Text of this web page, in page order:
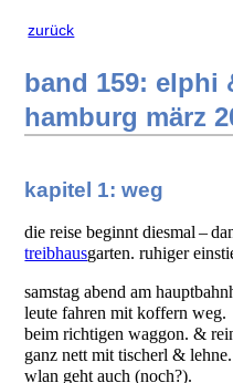
zurück
band 159: elphi
hamburg märz
kapitel 1: weg
die reise beginnt diesmal –
treibhausgarten. ruhiger
samstag abend am
leute fahren mit koffern weg.
beim richtigen waggon. &
ganz nett mit tischerl & lehne.
wlan geht auch (noch?).